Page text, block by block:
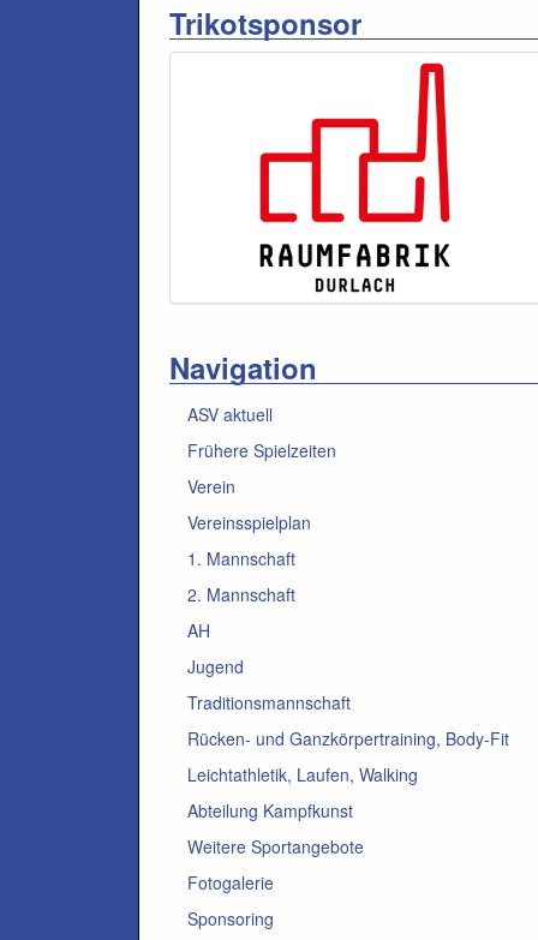
Trikotsponsor
Navigation
ASV aktuell
Frühere Spielzeiten
Verein
Vereinsspielplan
1. Mannschaft
2. Mannschaft
AH
Jugend
Traditionsmannschaft
Rücken- und Ganzkörpertraining, Body-Fit
Leichtathletik, Laufen, Walking
Abteilung Kampfkunst
Weitere Sportangebote
Fotogalerie
Sponsoring